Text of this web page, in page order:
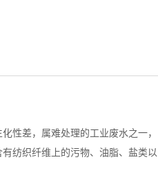
性差，属难处理的工业废水之一，
纺织纤维上的污物、油脂、盐类以